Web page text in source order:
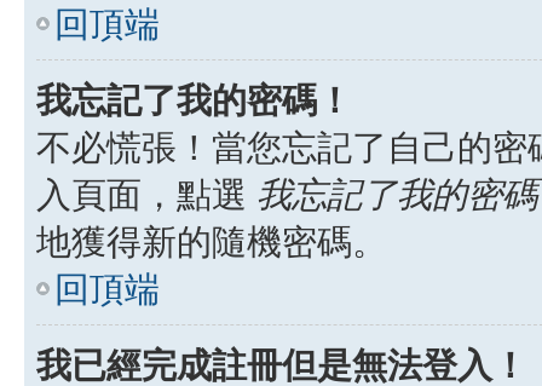
回頂端
我忘記了我的密碼！
不必慌張！當您忘記了自己的
入頁面，點選 我忘記了我的密碼
地獲得新的隨機密碼。
回頂端
我已經完成註冊但是無法登入！